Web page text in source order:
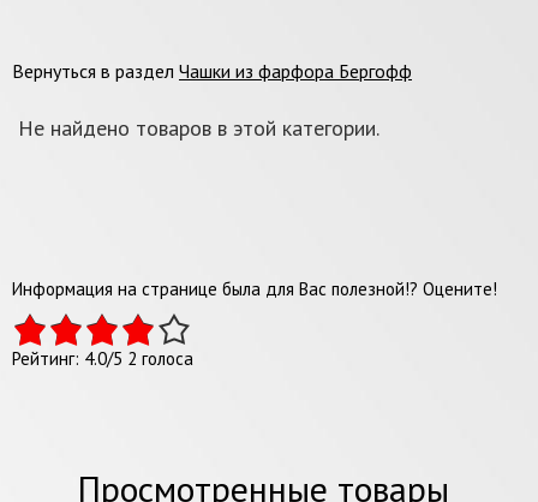
Вернуться в раздел Чашки из фарфора Бергофф
Не найдено товаров в этой категории.
Информация на странице была для Вас полезной!? Оцените!
Рейтинг: 4.0/5 2 голоса
Просмотренные товары